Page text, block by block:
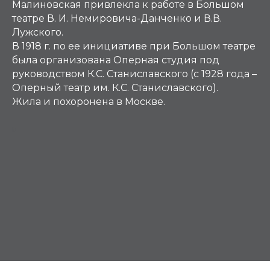
Малиновская привлекла к работе в Большом
театре В. И. Немировича-Данченко и В.В.
Лужского.
В 1918 г. по ее инициативе при Большом театре
была организована Оперная студия под
руководством К.С. Станиславского (с 1928 года –
Оперный театр им. К.С. Станиславского).
Жила и похоронена в Москве.